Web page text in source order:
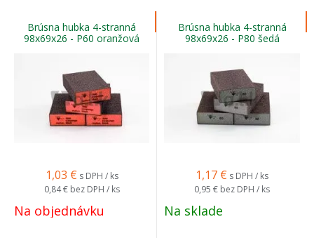
Brúsna hubka 4-stranná
98x69x26 - P60 oranžová
1,03 € s DPH / ks
0,84 € bez DPH / ks
Na objednávku
Brúsna hubka 4-stranná
98x69x26 - P80 šedá
1,17 € s DPH / ks
0,95 € bez DPH / ks
Na sklade